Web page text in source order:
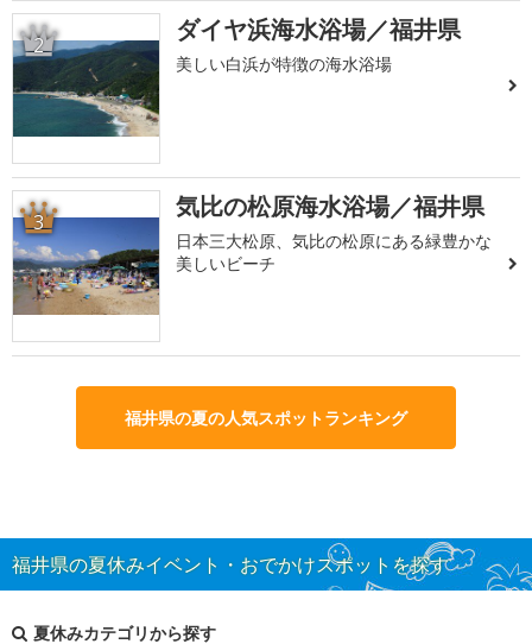
2 ダイヤ浜海水浴場／福井県
美しい白浜が特徴の海水浴場
3 気比の松原海水浴場／福井県
日本三大松原、気比の松原にある緑豊かな
美しいビーチ
福井県の夏の人気スポットランキング
福井県の夏休みイベント・おでかけスポットを探す
夏休みカテゴリから探す